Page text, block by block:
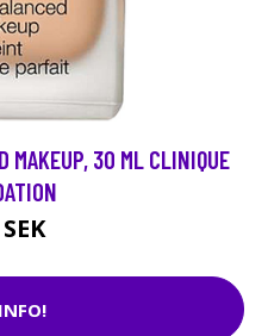
MAKEUP, 30 ML CLINIQUE